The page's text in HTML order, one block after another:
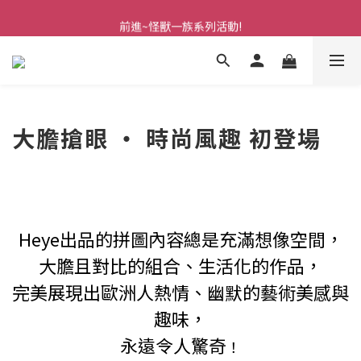
前進~怪獸一族系列活動!
前進~怪獸一族系列活動!
大膽搶眼 ‧ 時尚風趣 初登場
Heye出品的拼圖內容總是充滿想像空間，
大膽且對比的組合、生活化的作品，
完美展現出歐洲人熱情、幽默的藝術美感與
趣味，
永遠令人驚奇 ！